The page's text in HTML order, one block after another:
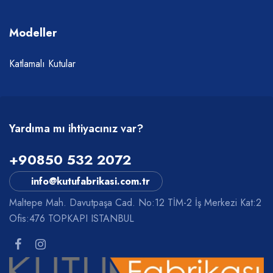
Modeller
Katlamalı Kutular
Yardıma mı ihtiyacınız var?
+90850 532 2072
info@kutufabrikasi.com.tr
Maltepe Mah. Davutpaşa Cad. No:12 TİM-2 İş Merkezi Kat:2
Ofis:476 TOPKAPI ISTANBUL